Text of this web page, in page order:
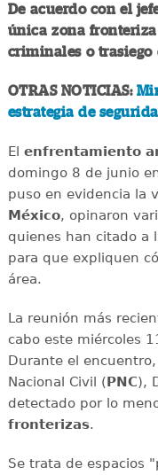
De acuerdo con el
única zona
criminales o trasiego
OTRAS NOTICIAS:
estrategia de
El enfrentamiento
domingo 8 de junio
puso en evidencia la
México, opinaron
quienes han citado a
para que expliquen
área.
La reunión más
cabo este miércoles
Durante el encuentro,
Nacional Civil (PNC),
detectado por lo
fronterizas.
Se trata de espacios